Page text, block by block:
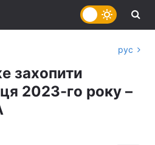
рус
захопити
2023-го року –